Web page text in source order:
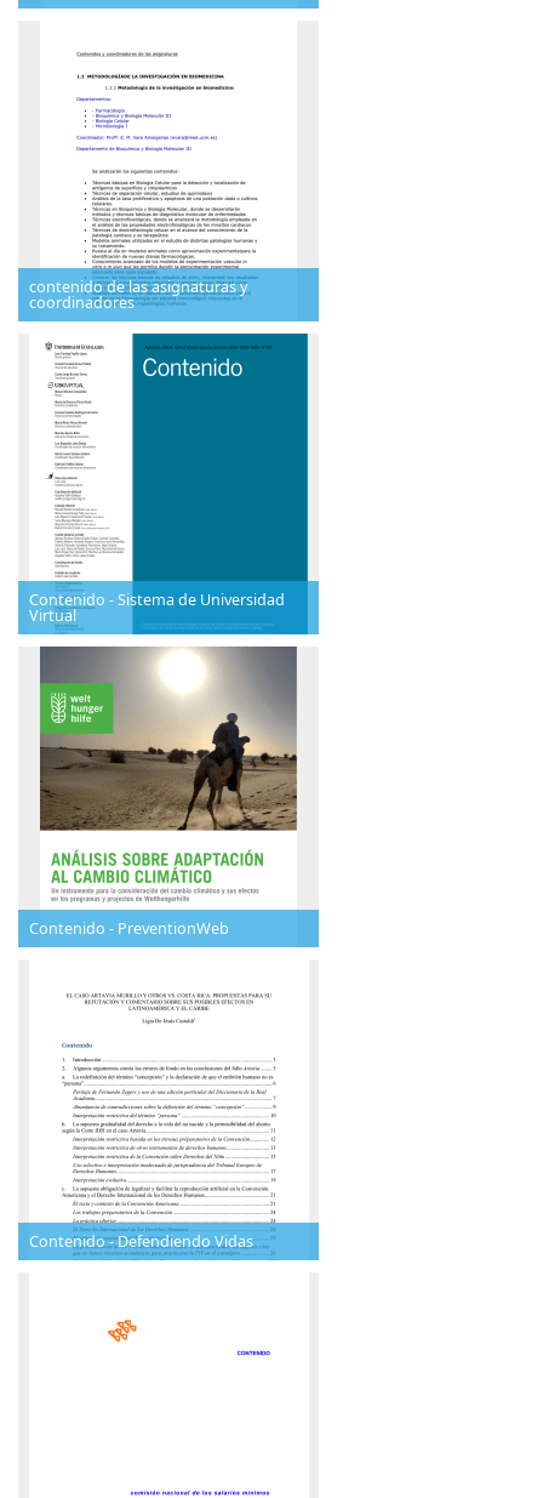
contenido de las asignaturas y
coordinadores
Contenido - Sistema de Universidad
Virtual
Contenido - PreventionWeb
Contenido - Defendiendo Vidas